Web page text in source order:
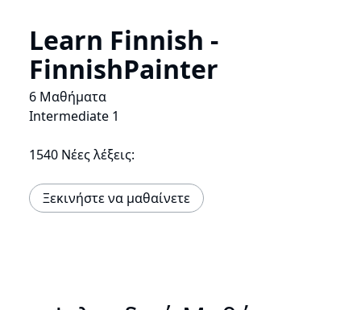
Learn Finnish -
FinnishPainter
6 Μαθήματα
Intermediate 1
1540 Νέες λέξεις:
Ξεκινήστε να μαθαίνετε